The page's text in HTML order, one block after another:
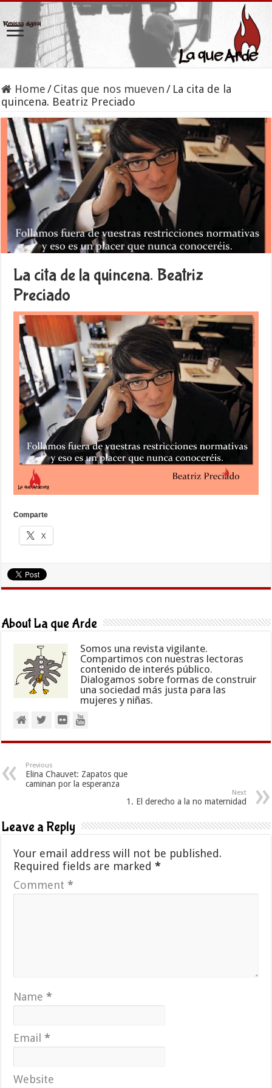
Home /Citas que nos mueven / La cita de la
quincena. Beatriz Preciado
La cita de la quincena. Beatriz
Preciado
Comparte
X
About La que Arde
Somos una revista vigilante.
Compartimos con nuestras lectoras
contenido de interés público.
Dialogamos sobre formas de construir
una sociedad más justa para las
mujeres y niñas.
Previous
Elina Chauvet: Zapatos que
caminan por la esperanza
Next
1. El derecho a la no maternidad
Leave a Reply
Your email address will not be published.
Required fields are marked*
Comment*
Name*
Email*
Website